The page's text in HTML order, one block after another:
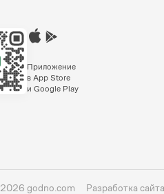
Приложение
в App Store
и Google Play
godno.com Разработка